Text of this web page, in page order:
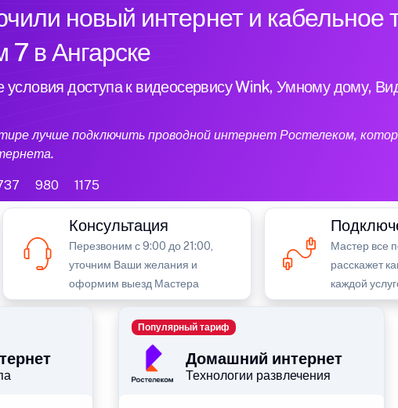
новый интернет и кабельное
7 в Ангарске
условия доступа к видеосервису Wink, Умному дому,
лучше подключить проводной интернет Ростелеком,
980 1175
Консультация
Перезвоним с 9:00 до 21:00,
уточним Ваши желания и
оформим выезд Мастера
Мастер все
расскажет
каждой
Домашний интернет
Технологии развлечения
Популярный тариф